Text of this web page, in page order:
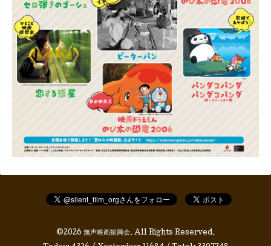
©2026 無声映画振興会. All Rights Reserved.